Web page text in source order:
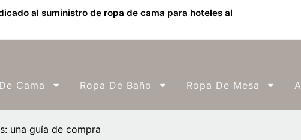
al suministro de ropa de cama para hoteles al
Cama Ropa De Baño Ropa De Mesa
una guía de compra